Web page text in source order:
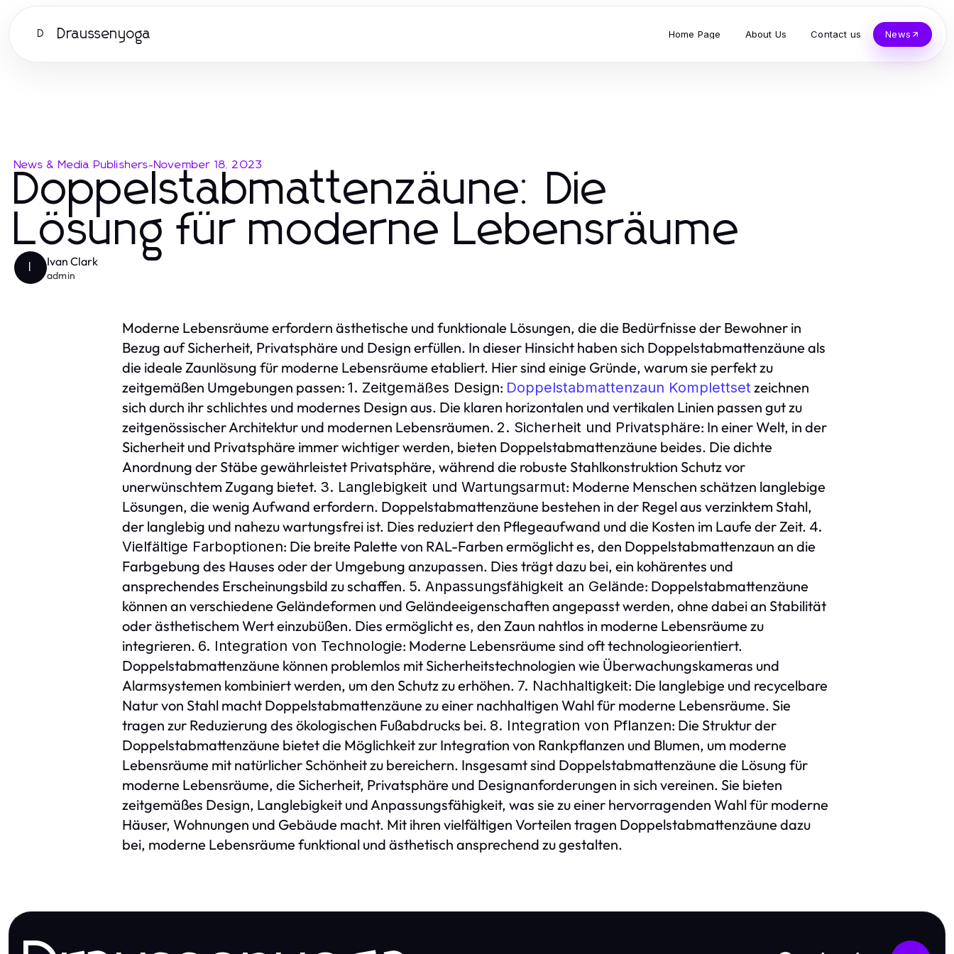
D Draussenyoga Home Page About Us Contact us News
News & Media Publishers-November 18, 2023
Doppelstabmattenzäune: Die
Lösung für moderne Lebensräume
Ivan Clark
admin
Moderne Lebensräume erfordern ästhetische und funktionale Lösungen, die die Bedürfnisse der Bewohner in
Bezug auf Sicherheit, Privatsphäre und Design erfüllen. In dieser Hinsicht haben sich Doppelstabmattenzäune als
die ideale Zaunlösung für moderne Lebensräume etabliert. Hier sind einige Gründe, warum sie perfekt zu
zeitgemäßen Umgebungen passen: 1. Zeitgemäßes Design: Doppelstabmattenzaun Komplettsetzeichnen
sich durch ihr schlichtes und modernes Design aus. Die klaren horizontalen und vertikalen Linien passen gut zu
zeitgenössischer Architektur und modernen Lebensräumen. 2. Sicherheit und Privatsphäre: In einer Welt, in der
Sicherheit und Privatsphäre immer wichtiger werden, bieten Doppelstabmattenzäune beides. Die dichte
Anordnung der Stäbe gewährleistet Privatsphäre, während die robuste Stahlkonstruktion Schutz vor
unerwünschtem Zugang bietet. 3. Langlebigkeit und Wartungsarmut: Moderne Menschen schätzen langlebige
Lösungen, die wenig Aufwand erfordern. Doppelstabmattenzäune bestehen in der Regel aus verzinktem Stahl,
der langlebig und nahezu wartungsfrei ist. Dies reduziert den Pflegeaufwand und die Kosten im Laufe der Zeit. 4.
Vielfältige Farboptionen: Die breite Palette von RAL-Farben ermöglicht es, den Doppelstabmattenzaun an die
Farbgebung des Hauses oder der Umgebung anzupassen. Dies trägt dazu bei, ein kohärentes und
ansprechendes Erscheinungsbild zu schaffen. 5. Anpassungsfähigkeit an Gelände: Doppelstabmattenzäune
können an verschiedene Geländeformen und Geländeeigenschaften angepasst werden, ohne dabei an Stabilität
oder ästhetischem Wert einzubüßen. Dies ermöglicht es, den Zaun nahtlos in moderne Lebensräume zu
integrieren. 6. Integration von Technologie: Moderne Lebensräume sind oft technologieorientiert.
Doppelstabmattenzäune können problemlos mit Sicherheitstechnologien wie Überwachungskameras und
Alarmsystemen kombiniert werden, um den Schutz zu erhöhen. 7. Nachhaltigkeit: Die langlebige und recycelbare
Natur von Stahl macht Doppelstabmattenzäune zu einer nachhaltigen Wahl für moderne Lebensräume. Sie
tragen zur Reduzierung des ökologischen Fußabdrucks bei. 8. Integration von Pflanzen: Die Struktur der
Doppelstabmattenzäune bietet die Möglichkeit zur Integration von Rankpflanzen und Blumen, um moderne
Lebensräume mit natürlicher Schönheit zu bereichern. Insgesamt sind Doppelstabmattenzäune die Lösung für
moderne Lebensräume, die Sicherheit, Privatsphäre und Designanforderungen in sich vereinen. Sie bieten
zeitgemäßes Design, Langlebigkeit und Anpassungsfähigkeit, was sie zu einer hervorragenden Wahl für moderne
Häuser, Wohnungen und Gebäude macht. Mit ihren vielfältigen Vorteilen tragen Doppelstabmattenzäune dazu
bei, moderne Lebensräume funktional und ästhetisch ansprechend zu gestalten.